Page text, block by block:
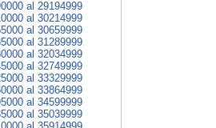
al 29194999
al 30214999
al 30659999
al 31289999
al 32034999
al 32749999
al 33329999
al 33864999
al 34599999
al 35039999